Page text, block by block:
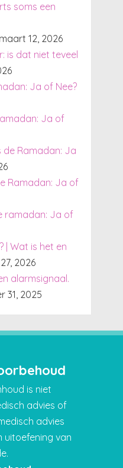
soms een
maart 12, 2026
is dat niet teveel
Ja of Nee?
Ja of
de Ramadan: Ja
Ramadan: Ja of
ramadan: Ja of
| Wat is het en
2026
alarmsignaal.
31, 2025
is niet
advies of
advies
uitoefening van